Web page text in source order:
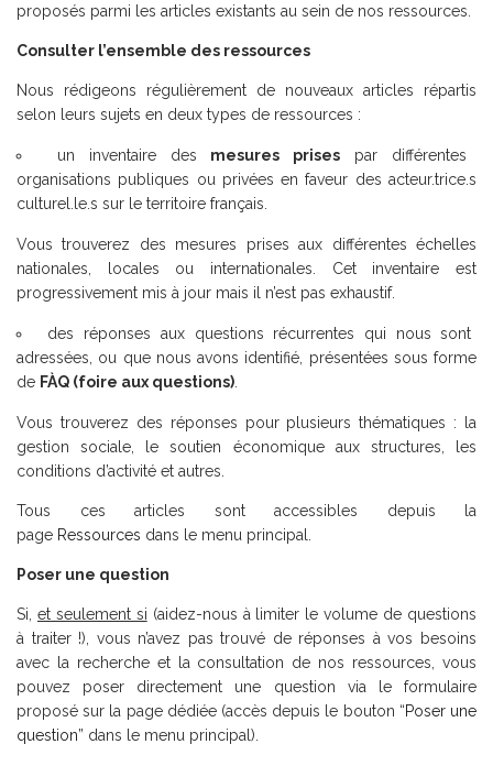
proposés parmi les articles existants au sein de nos ressources.
Consulter l’ensemble des ressources
Nous rédigeons régulièrement de nouveaux articles répartis
selon leurs sujets en deux types de ressources :
un inventaire des mesures prises par différentes
organisations publiques ou privées en faveur des acteur.trice.s
culturel.le.s sur le territoire français.
Vous trouverez des mesures prises aux différentes échelles
nationales, locales ou internationales. Cet inventaire est
progressivement mis à jour mais il n’est pas exhaustif.
des réponses aux questions récurrentes qui nous sont
adressées, ou que nous avons identifié, présentées sous forme
de FÀQ (foire aux questions)
Vous trouverez des réponses pour plusieurs thématiques : la
gestion sociale, le soutien économique aux structures, les
conditions d’activité et autres.
Tous ces articles sont accessibles depuis la
page Ressources dans le menu principal.
Poser une question
Si, et seulement si (aidez-nous à limiter le volume de questions
à traiter !), vous n’avez pas trouvé de réponses à vos besoins
avec la recherche et la consultation de nos ressources, vous
pouvez poser directement une question via le formulaire
proposé sur la page dédiée (accès depuis le bouton “Poser une
question” dans le menu principal).